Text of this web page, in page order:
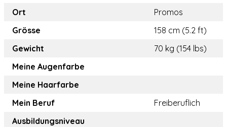
Ort
Promos
Grösse
158 cm (5.2 ft)
Gewicht
70 kg (154 lbs)
Meine Augenfarbe
Meine Haarfarbe
Mein Beruf
Freiberuflich
Ausbildungsniveau